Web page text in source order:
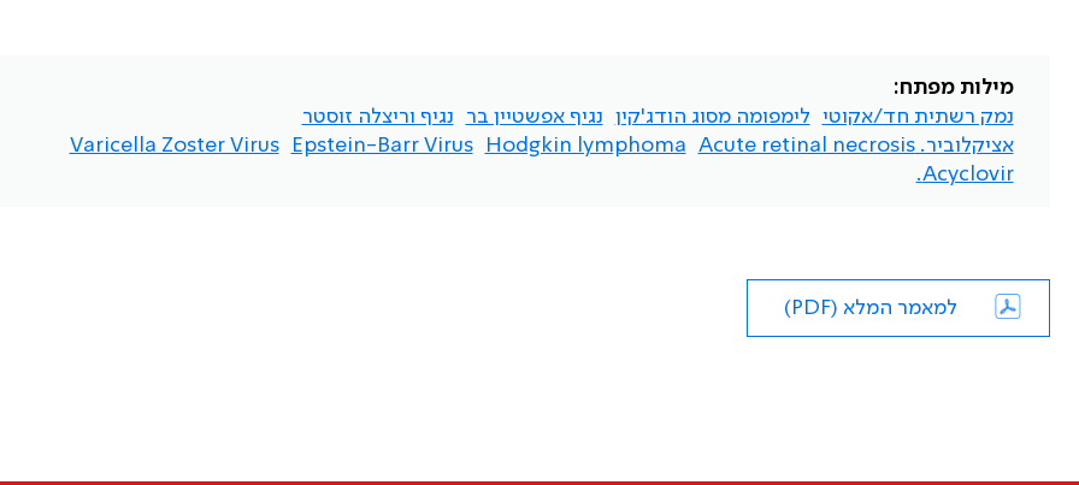
מילות מפתח:
נמק רשתית חד/אקוטי
לימפומה מסוג הודג'קין נגיף אפשטיין בר
נגיף וריצלה זוסטר
אציקלוביר. Acute retinal necrosis
Hodgkin lymphoma
Epstein-Barr Virus
Varicella Zoster Virus
Acyclovir.
למאמר המלא (PDF)